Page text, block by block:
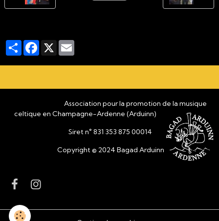
PartagerFacebook
X
Association pour la promotion de la musique
celtique en Champagne-Ardenne (Arduinn)
Siret n° 831 353 875 00014
Copyright © 2024 Bagad Arduinn